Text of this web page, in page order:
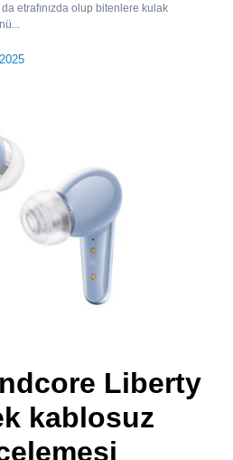
etrafınızda olup bitenlere kulak
Liberty
kablosuz